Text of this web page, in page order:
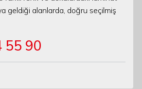
geldiği alanlarda, doğru seçilmiş
55 90